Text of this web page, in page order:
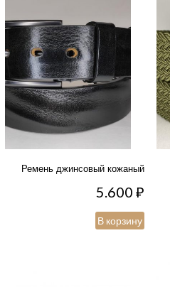
Ремень джинсовый кожаный
5.600₽
В корзину